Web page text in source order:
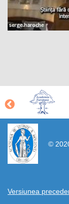
©
Versiunea
https://